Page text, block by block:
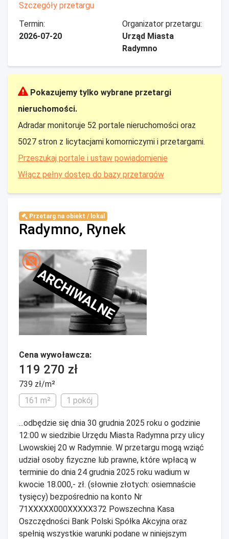
Szczegóły przetargu
Termin:
2026-07-20
Organizator przetargu:
Urząd Miasta
Radymno
Pokazujemy tylko wybrane przetargi
nieruchomości.
Adradar monitoruje 52 portale nieruchomości oraz
5027 stron z licytacjami komorniczymi i przetargami.
Przeszukaj portale i ustaw powiadomienie
Włącz pełny dostęp do bazy przetargów
Przetarg na obiekt / lokal
Radymno, Rynek
ARCHIWALNE
Cena wywoławcza:
119 270 zł
739 zł/m²
161 m²
1 pokój
...odbędzie się dnia 30 grudnia 2025 roku o godzinie
12:00 w siedzibie Urzędu Miasta Radymna przy ulicy
Lwowskiej 20 w Radymnie. W przetargu mogą wziąć
udział osoby fizyczne lub prawne, które wpłacą w
terminie do dnia 24 grudnia 2025 roku wadium w
kwocie 18.000,- zł. (słownie złotych: osiemnaście
tysięcy) bezpośrednio na konto Nr
71XXXXX000XXXXX372 Powszechna Kasa
Oszczędności Bank Polski Spółka Akcyjna oraz
spełnią wszystkie warunki podane w niniejszym